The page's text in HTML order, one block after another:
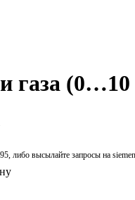
газа
либо высылайте запросы на